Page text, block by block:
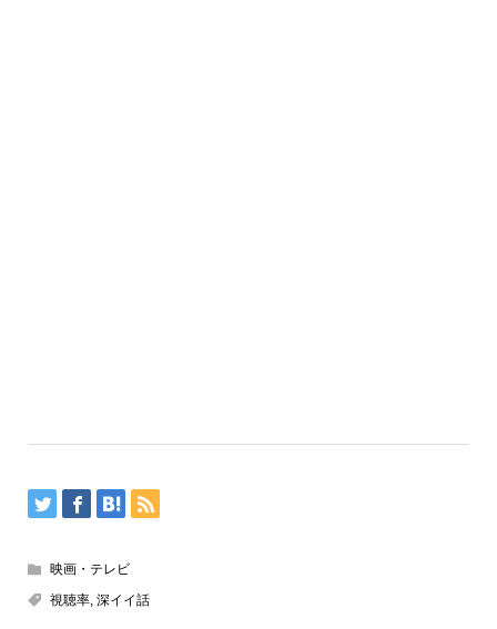
映画・テレビ
視聴率, 深イイ話